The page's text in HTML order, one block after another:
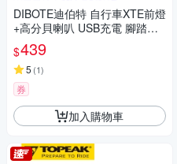
DIBOTE迪伯特 自行車XTE前燈
+高分貝喇叭 USB充電 腳踏車
燈 自行車前燈 -快速到貨
$439
5 (1)
券
加入購物車